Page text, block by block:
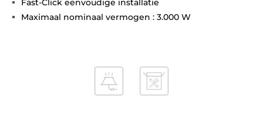
Fast-Click eenvoudige installatie
Maximaal nominaal vermogen : 3.000 W